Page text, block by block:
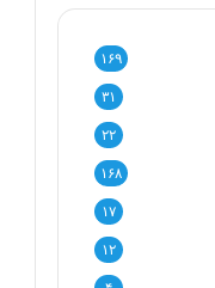
۱۶۹
۳۱
۲۲
۱۶۸
۱۷
۱۲